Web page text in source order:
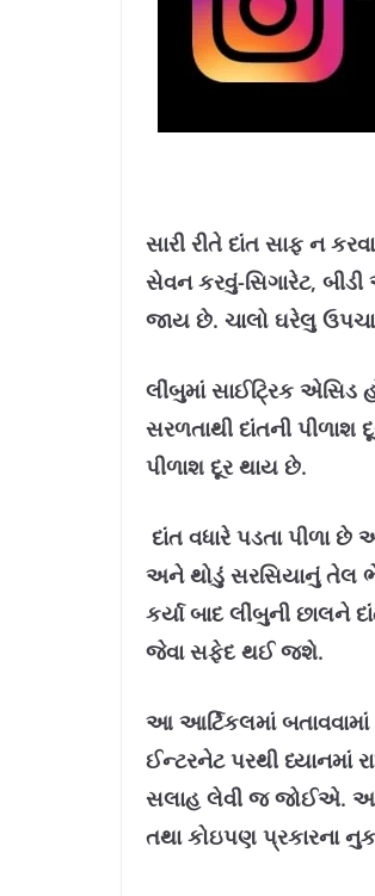
સારી રીતે દાંત સાફ ન
સેવન કરવું-સિગારેટ,
જાય છે. ચાલો ઘરેલુ ઉપચાર
લીંબુમાં સાઈટ્રિક
સરળતાથી દાંતની પીળાશ
પીળાશ દૂર થાય છે.
દાંત વધારે પડતા પીળા
અને થોડું સરસિયાનું તેલ
કર્યા બાદ લીંબુની છાલને
જેવા સફેદ થઈ જશે.
આ આર્ટિકલમાં
ઈન્ટરનેટ પરથી ધ્યાનમાં
સલાહ લેવી જ જોઈએ.
તથા કોઇપણ પ્રકારના